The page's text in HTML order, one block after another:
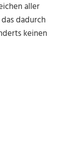
aller
dadurch
keinen